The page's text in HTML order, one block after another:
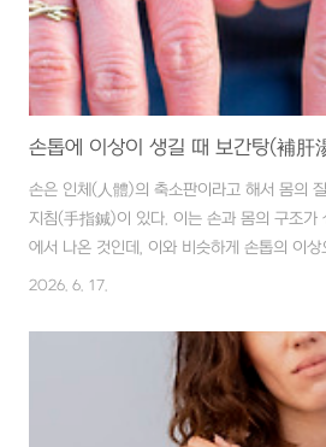
손톱에 이상이 생길 때 보간탕(補肝
손은 인체(人體)의 축소판이라고 해서 몸의
지침(手指鍼)이 있다. 이는 손과 몸의 구조가
에서 나온 것인데, 이와 비슷하게 손톱의 이
짐작할 수 있다고 한다. ■ 재료 당귀(當歸)
4g ■ 만드는 법 당귀(當歸), 천궁(川芎), 산
芍藥), 숙지황(熟地黃), 감초(甘草), 모과(木
¼로 줄 때까지 2시간 정도 달인다. ■ 복용
월 정도 복용한다. 손톱은 약간 붉은 빛이 좋
2026. 6. 17.